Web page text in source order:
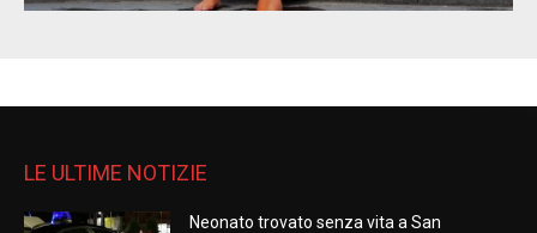
LE ULTIME NOTIZIE
Neonato trovato senza vita a San